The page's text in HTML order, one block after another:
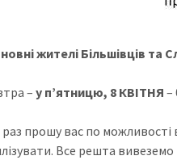
жителі Більшівців та
–у п’ятницю, 8 КВІТНЯ –
прошу вас по можливості
Все решта вивеземо